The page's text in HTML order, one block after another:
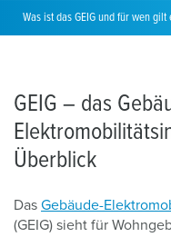
Was ist das GEIG und für wen gilt
GEIG – das
Überblick
Das Gebäude-
(GEIG) sieht für